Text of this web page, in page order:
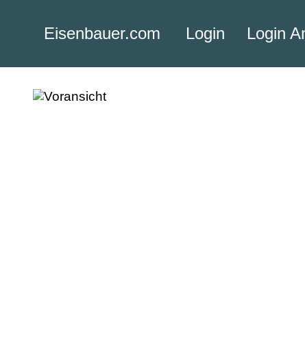
Eisenbauer.com Login Login